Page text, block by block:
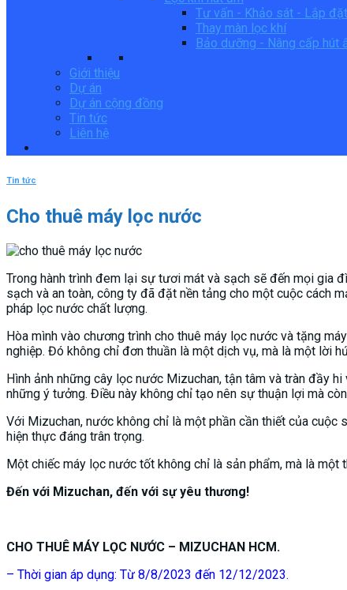
Tư vấn - Khảo sát - Lắp đặt
Thay màn lọc khí
Bảo dưỡng - Nâng cấp hút
Giới thiệu
Dự án
Dự án cộng đồng
Tin tức
Liên hệ
Tin tức
Cho thuê máy lọc nước
Trong hành trình đem lại sự tươi mát và sạch sẽ đến mọi gia
sạch và an toàn, công ty đã đặt nền tảng cho một cuộc cách
pháp lọc nước chất lượng.
Hòa mình vào chương trình cho thuê máy lọc nước và tặng
nghiệp. Đó không chỉ đơn thuần là một dịch vụ, mà là một lời
Hình ảnh những cây lọc nước Mizuchan, tận tâm và tràn đầy
những ý tưởng. Điều này không chỉ tạo nên sự thuận lợi mà
Với Mizuchan, nước không chỉ là một phần cần thiết của
hiện thực đáng trân trọng.
Một chiếc máy lọc nước tốt không chỉ là sản phẩm, mà là
Đến với Mizuchan, đến với sự yêu thương!
CHO THUÊ MÁY LỌC NƯỚC – MIZUCHAN HCM.
– Thời gian áp dụng: Từ 8/8/2023 đến 12/12/2023.